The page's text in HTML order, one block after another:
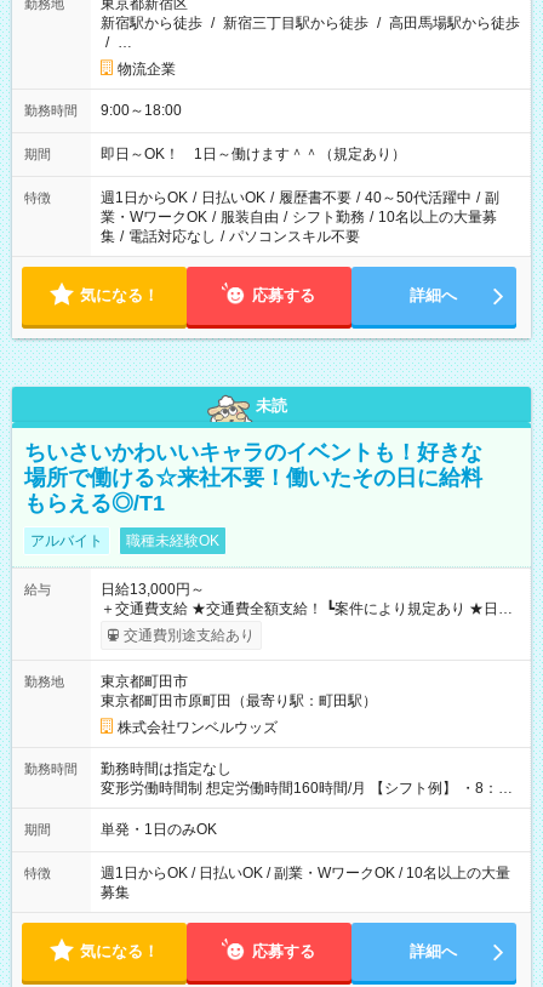
勤務地
東京都新宿区
新宿駅から徒歩 / 新宿三丁目駅から徒歩 / 高田馬場駅から徒歩
/ …
物流企業
勤務時間 9:00～18:00
期間 即日～OK！ 1日～働けます＾＾（規定あり）
特徴 週1日からOK / 日払いOK / 履歴書不要 / 40～50代活躍中 / 副
業・WワークOK / 服装自由 / シフト勤務 / 10名以上の大量募
集 / 電話対応なし / パソコンスキル不要
気になる！ 応募する 詳細へ
未読
ちいさいかわいいキャラのイベントも！好きな
場所で働ける☆来社不要！働いたその日に給料
もらえる◎/T1
アルバイト 職種未経験OK
給与
日給13,000円～
＋交通費支給 ★交通費全額支給！ ┗案件により規定あり ★日払
いOK！（規定あり） ┗働いたその日に現金GET♪ お仕事後はコ
ンビニATMから 日払い分を引き落とせます！ 【試用期間】試
交通費別途支給あり
勤務地
東京都町田市
東京都町田市原町田（最寄り駅：町田駅）
株式会社ワンベルウッズ
勤務時間
勤務時間は指定なし
変形労働時間制 想定労働時間160時間/月 【シフト例】 ・8：00
～21：00
期間 単発・1日のみOK
特徴
週1日からOK / 日払いOK / 副業・WワークOK / 10名以上の大量
募集
気になる！ 応募する 詳細へ